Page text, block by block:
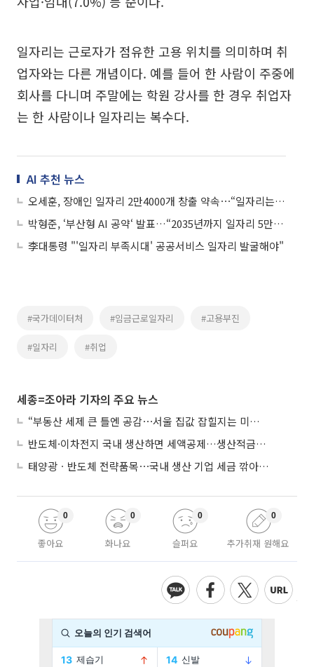
일자리는 근로자가 점유한 고용 위치를 의미하며 취
업자와는 다른 개념이다. 예를 들어 한 사람이 주중에
회사를 다니며 주말에는 학원 강사를 한 경우 취업자
는 한 사람이나 일자리는 복수다.
AI 추천 뉴스
오세훈, 장애인 일자리 2만4000개 창출 약속⋯“일자리는 가장 강력한 복지”
박형준, ‘부산형 AI 공약‘ 발표…“2035년까지 일자리 5만 개 창출”
李대통령 "'일자리 부족시대' 공공서비스 일자리 발굴해야"
#국가데이터처 #임금근로일자리 #고용부진
#일자리 #취업
세종=조아라 기자의 주요 뉴스
“부동산 세제 큰 틀엔 공감⋯서울 집값 잡힐지는 미지수”
반도체·이차전지 국내 생산하면 세액공제…생산적금융 ISA 신설
태양광ㆍ반도체 전략품목⋯국내 생산 기업 세금 깎아준다
좋아요
0
화나요
0
슬퍼요
0
추가취재 원해요
0